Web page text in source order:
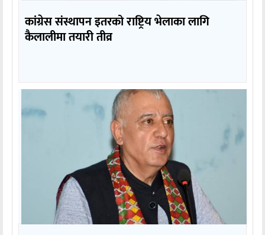
कांग्रेस संस्थापन इतरको राष्ट्रिय भेलाका लागि
कैलालीमा तयारी तीव्र